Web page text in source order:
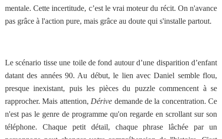
mentale. Cette incertitude, c’est le vrai moteur du récit. On n'avance
pas grâce à l'action pure, mais grâce au doute qui s'installe partout.
Le scénario tisse une toile de fond autour d’une disparition d’enfant
datant des années 90. Au début, le lien avec Daniel semble flou,
presque inexistant, puis les pièces du puzzle commencent à se
rapprocher. Mais attention, Dérive demande de la concentration. Ce
n'est pas le genre de programme qu'on regarde en scrollant sur son
téléphone. Chaque petit détail, chaque phrase lâchée par un